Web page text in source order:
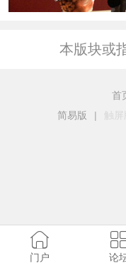
本版块或
首
简易版
| 触屏
门户 论